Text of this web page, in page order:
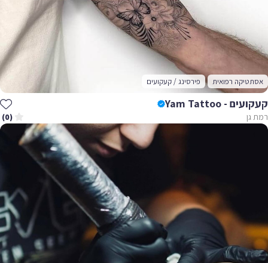
אסתטיקה רפואית פירסינג / קעקועים
קעקועים - Yam Tattoo
רמת גן (0)